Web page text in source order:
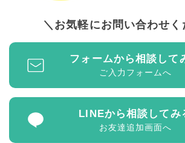
お気軽にお問い合わせく
フォームから相談して
ご入力フォームへ
LINEから相談してみ
お友達追加画面へ